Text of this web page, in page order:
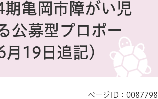
亀岡市障がい児
公募型プロポー
月19日追記)
ページID：0087798